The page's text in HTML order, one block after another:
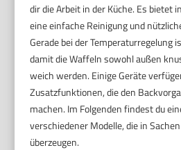
dir die Arbeit in der Küche. Es bietet
eine einfache Reinigung und
Gerade bei der Temperaturregelung
damit die Waffeln sowohl außen
weich werden. Einige Geräte
Zusatzfunktionen, die den
machen. Im Folgenden findest du
verschiedener Modelle, die in
überzeugen.